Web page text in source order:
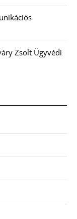
Zsolt Ügyvédi